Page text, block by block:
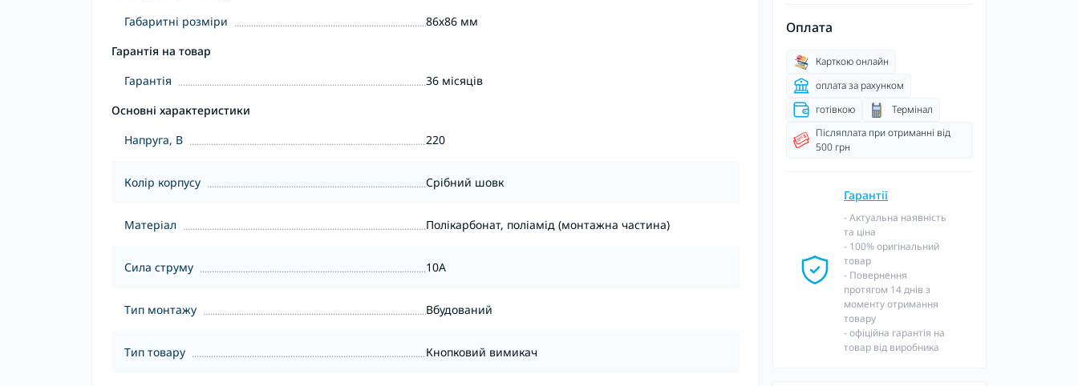
Оплата
Карткою онлайн
оплата за рахунком
готівкою
Термінал
Післяплата при отриманні від
500 грн
Гарантії
- Актуальна наявність
та ціна
- 100% оригінальний
товар
- Повернення
протягом 14 днів з
моменту отримання
товару
- офіційна гарантія на
товар від виробника
Габаритні розміри
86х86 мм
Гарантія на товар
Гарантія
36 місяців
Основні характеристики
Напруга, В
220
Колір корпусу Срібний шовк
Матеріал Полікарбонат, поліамід (монтажна частина)
Сила струму 10А
Тип монтажу Вбудований
Тип товару Кнопковий вимикач